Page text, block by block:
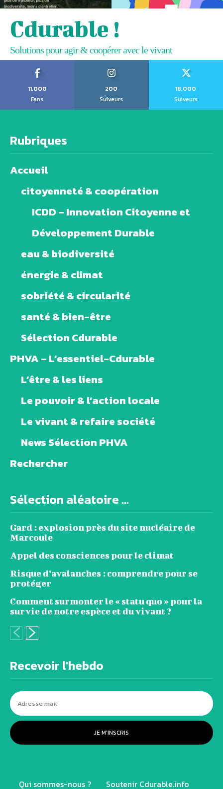
Cdurable !
Solutions pour agir & coopérer avec le vivant
11,000
Fans
200
Suiveurs
18,000
Suiveurs
Rubriques
Accueil
citoyenneté & coopération
ICDD – Innovation Citoyenne et
Développement Durable
eau & biodiversité
énergie & climat
sobriété & circularité
santé & bien-être
Sélection Cdurable
PHVA – L’essentiel-Cdurable
L’être & les liens
Le pouvoir & l’action locale
Le vivant & refaire société
News Sélection PHVA
Rechercher
Sélection aléatoire ...
Gard : explosion près du site nucléaire de
Marcoule
Appel des consciences pour le climat
Risque d’avalanches : comprendre pour se
protéger
Comment surmonter le « statu quo » pour la
survie de notre espèce et du vivant ?
Recevoir l'hebdo
JE M'INSCRIS
Qui sommes-nous ? Soutenir Cdurable.info